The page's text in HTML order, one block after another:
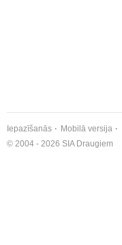
Iepazīšanās Mobilā versija
© 2004 - 2026 SIA Draugiem